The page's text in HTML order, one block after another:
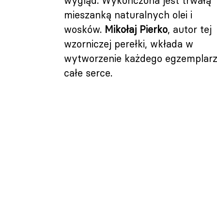
mieszanką naturalnych olei i
wosków. Mikołaj Pierko, autor tej
wzorniczej perełki, wkłada w
wytworzenie każdego
całe serce.